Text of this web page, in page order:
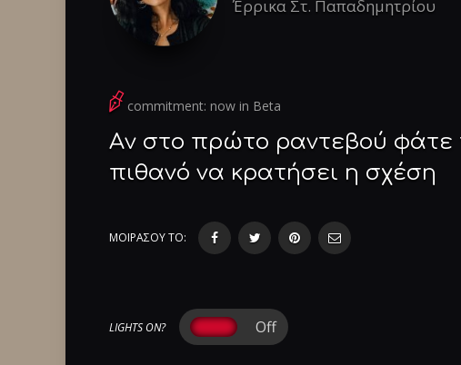
Έρρικα Στ. Παπαδημητρίου
commitment: now in Beta
Aν στο πρώτο ραντεβού φάτε
πιθανό να κρατήσει η σχέση
ΜΟΙΡΑΣΟΥ ΤΟ:
LIGHTS ON?